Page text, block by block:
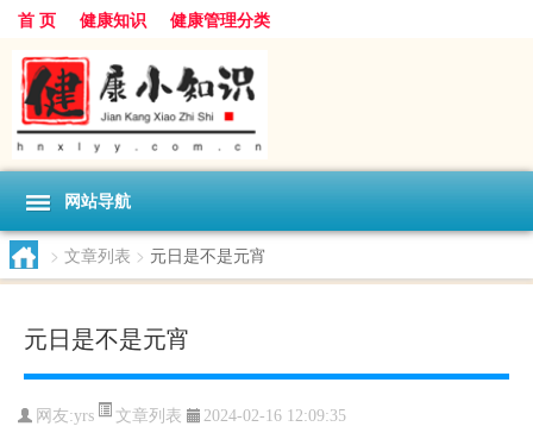
首 页 健康知识 健康管理分类
网站导航
> 文章列表 > 元日是不是元宵
元日是不是元宵
网友:yrs 文章列表 2024-02-16 12:09:35